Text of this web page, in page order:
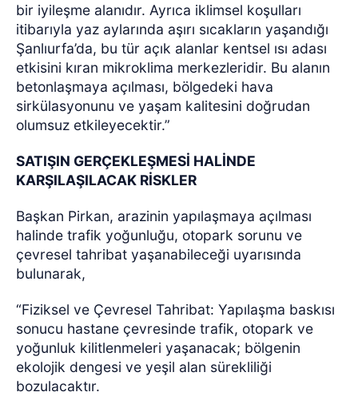
bir iyileşme alanıdır. Ayrıca iklimsel koşulları
itibarıyla yaz aylarında aşırı sıcakların yaşandığı
Şanlıurfa’da, bu tür açık alanlar kentsel ısı adası
etkisini kıran mikroklima merkezleridir. Bu alanın
betonlaşmaya açılması, bölgedeki hava
sirkülasyonunu ve yaşam kalitesini doğrudan
olumsuz etkileyecektir.”
SATIŞIN GERÇEKLEŞMESİ HALİNDE
KARŞILAŞILACAK RİSKLER
Başkan Pirkan, arazinin yapılaşmaya açılması
halinde trafik yoğunluğu, otopark sorunu ve
çevresel tahribat yaşanabileceği uyarısında
bulunarak,
“Fiziksel ve Çevresel Tahribat: Yapılaşma baskısı
sonucu hastane çevresinde trafik, otopark ve
yoğunluk kilitlenmeleri yaşanacak; bölgenin
ekolojik dengesi ve yeşil alan sürekliliği
bozulacaktır.